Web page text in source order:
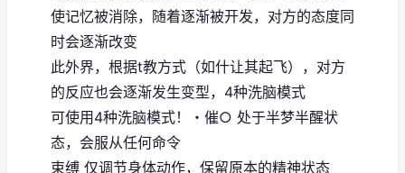
使记忆被消除，随着逐渐被开发，对方的态度同
时会逐渐改变
此外界，根据t教方式（如什让其起飞），对方
的反应也会逐渐发生变型，4种洗脑模式
可使用4种洗脑模式！・催○ 处于半梦半醒状
态，会服从任何命令
束缚 仅调节身体动作，保留原本的精神状态